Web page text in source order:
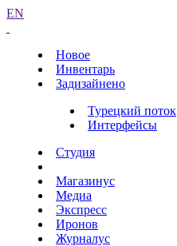
EN
Новое
Инвентарь
Задизайнено
Турецкий поток
Интерфейсы
Студия
Магазинус
Медиа
Экспресс
Иронов
Журналус